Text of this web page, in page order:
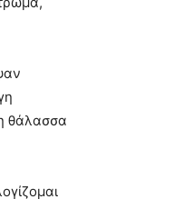
θάλασσα